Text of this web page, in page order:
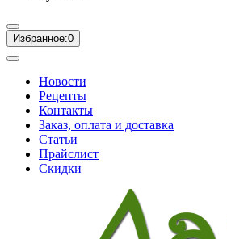
Избранное:0
Новости
Рецепты
Контакты
Заказ, оплата и доставка
Статьи
Прайслист
Скидки